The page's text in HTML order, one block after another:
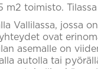
m2 toimisto.
Vallilassa, jossa
ovat
asemalle on
autolla tai